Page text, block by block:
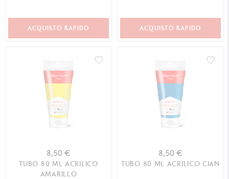
ACQUISTO RAPIDO ACQUISTO RAPIDO
8,50 €
TUBO 80 ML ACRILICO
AMARILLO
8,50 €
TUBO 80 ML ACRILICO CIAN